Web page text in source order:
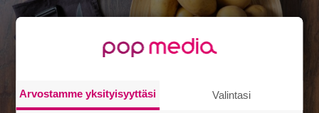
Arvostamme yksityisyyttäsi Valintasi